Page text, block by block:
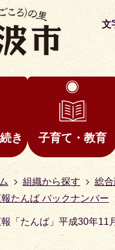
文
き 子育て・教育
組織から探す 総
報たんば バックナンバー
報「たんば」平成30年11